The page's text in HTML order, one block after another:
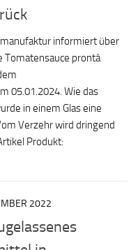
informiert über
Tomatensauce prontà
05.01.2024. Wie das
in einem Glas eine
Verzehr wird dringend
Produkt:
2022